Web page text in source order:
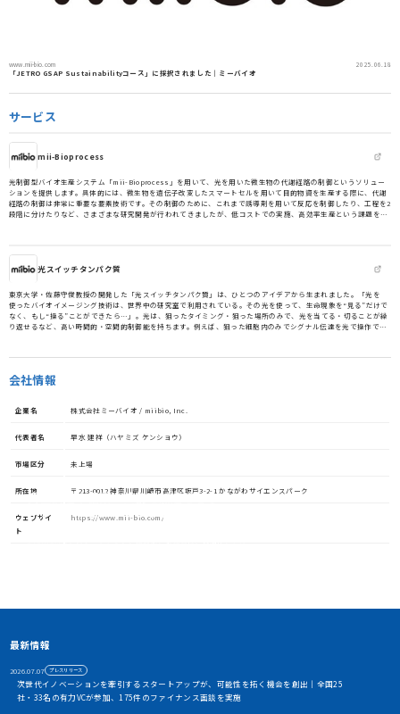
www.mii-bio.com 2025.06.18
「JETRO GSAP Sustainabilityコース」に採択されました｜ミーバイオ
サービス
mii-Bioprocess
光制御型バイオ生産システム「mii-Bioprocess」を用いて、光を用いた微生物の代謝経路の制御というソリュー
ションを提供します。具体的には、微生物を遺伝子改変したスマートセルを用いて目的物資を生産する際に、代謝
経路の制御は非常に重要な要素技術です。その制御のために、これまで誘導剤を用いて反応を制御したり、工程を2
段階に分けたりなど、さまざまな研究開発が行われてきましたが、低コストでの実施、高効率生産という課題を残
光スイッチタンパク質
東京大学・佐藤守俊教授の開発した「光スイッチタンパク質」は、ひとつのアイデアから生まれました。「光を
使ったバイオイメージング技術は、世界中の研究室で利用されている。その光を使って、生命現象を“見る”だけで
なく、もし“操る”ことができたら…」。光は、狙ったタイミング・狙った場所のみで、光を当てる・切ることが繰
り返せるなど、高い時間的・空間的制御能を持ちます。例えば、狙った細胞内のみでシグナル伝達を光で操作でき
会社情報
企業名 株式会社ミーバイオ / miibio, Inc.
代表者名 早水 建祥（ハヤミズ ケンショウ）
市場区分 未上場
所在地 〒213-0012 神奈川県川崎市高津区坂戸3-2-1 かながわサイエンスパーク
ウェブサイ
ト
https://www.mii-bio.com/
資金調達や協業・共創を加速させる
イノベーション・プラットフォーム
最新情報
2026.07.07 プレスリリース
次世代イノベーションを牽引するスタートアップが、可能性を拓く機会を創出｜全国25
社・33名の有力VCが参加、175件のファイナンス面談を実施